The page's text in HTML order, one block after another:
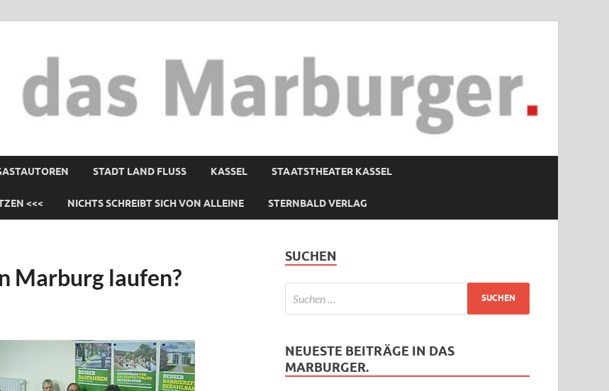
STADT LAND FLUSS KASSEL STAATSTHEATER KASSEL
<<< NICHTS SCHREIBT SICH VON ALLEINE STERNBALD VERLAG
Marburg laufen?
SUCHEN
NEUESTE BEITRÄGE IN DAS
MARBURGER.